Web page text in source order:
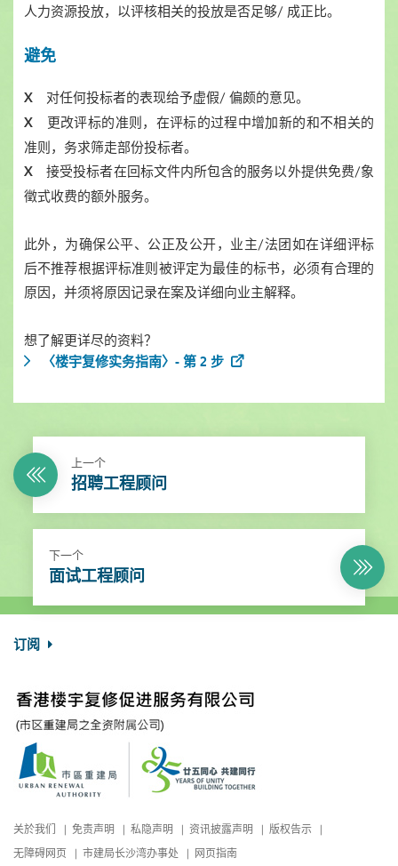
人力资源投放，以评核相关的投放是否足够/ 成正比。
避免
X 对任何投标者的表现给予虚假/ 偏颇的意见。
X 更改评标的准则，在评标的过程中增加新的和不相关的
准则，务求筛走部份投标者。
X 接受投标者在回标文件内所包含的服务以外提供免费/象
徵式收费的额外服务。
此外，为确保公平、公正及公开，业主/法团如在详细评标
后不推荐根据评标准则被评定为最佳的标书，必须有合理的
原因，并须将原因记录在案及详细向业主解释。
想了解更详尽的资料？
〈楼宇复修实务指南〉- 第 2 步
上一个
招聘工程顾问
下一个
面试工程顾问
订阅
关於我们 免责声明 私隐声明 资讯披露声明
版权告示
无障碍网页
市建局长沙湾办事处 网页指南